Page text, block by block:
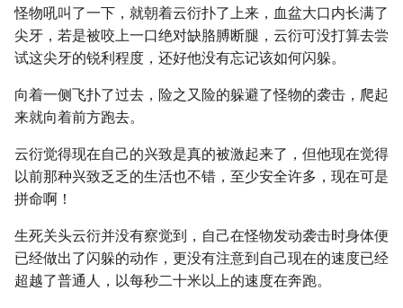
怪物吼叫了一下，就朝着云衍扑了上来，血盆大口内长满了
尖牙，若是被咬上一口绝对缺胳膊断腿，云衍可没打算去尝
试这尖牙的锐利程度，还好他没有忘记该如何闪躲。
向着一侧飞扑了过去，险之又险的躲避了怪物的袭击，爬起
来就向着前方跑去。
云衍觉得现在自己的兴致是真的被激起来了，但他现在觉得
以前那种兴致乏乏的生活也不错，至少安全许多，现在可是
拼命啊！
生死关头云衍并没有察觉到，自己在怪物发动袭击时身体便
已经做出了闪躲的动作，更没有注意到自己现在的速度已经
超越了普通人，以每秒二十米以上的速度在奔跑。